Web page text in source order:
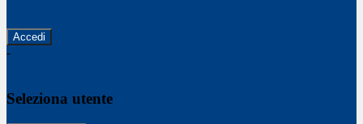
-
Seleziona utente